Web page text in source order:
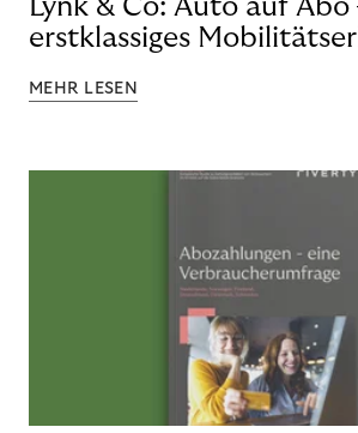
Lynk & Co: Auto auf Abo
erstklassiges
MEHR LESEN